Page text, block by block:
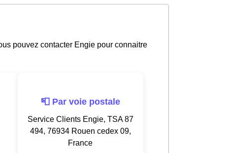
pouvez contacter Engie pour connaitre
📮 Par voie postale
Service Clients Engie, TSA 87
494, 76934 Rouen cedex 09,
France